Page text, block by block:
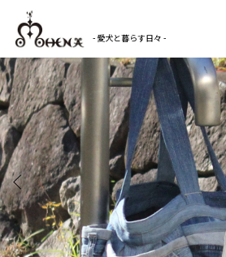
- 愛犬と暮らす日々 -